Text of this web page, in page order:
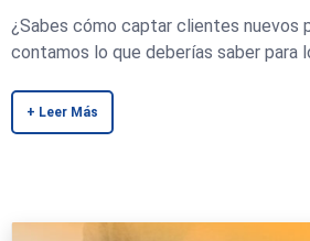
¿Sabes cómo captar clientes nuevos
contamos lo que deberías saber para
+ Leer Más